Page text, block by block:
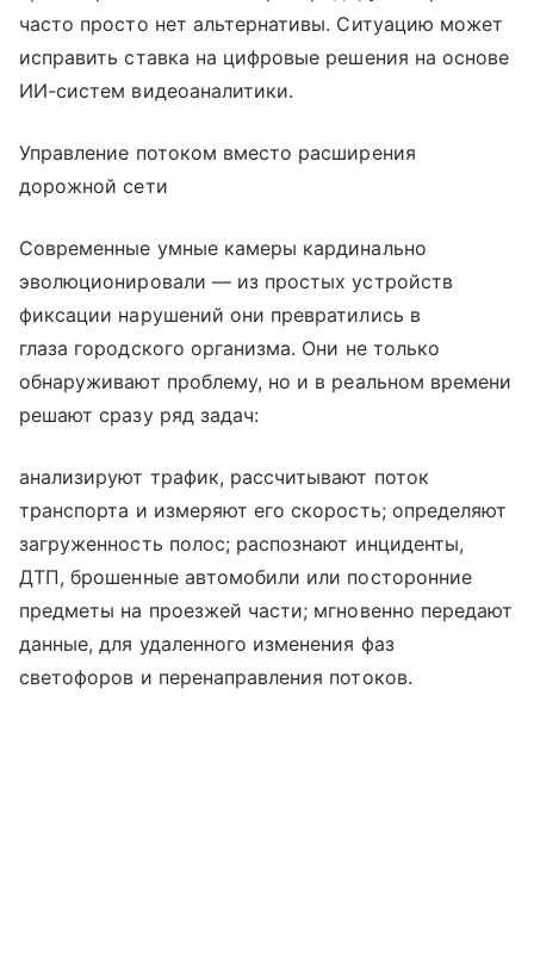
часто просто нет альтернативы. Ситуацию может
исправить ставка на цифровые решения на основе
ИИ-систем видеоаналитики.
Управление потоком вместо расширения
дорожной сети
Современные умные камеры кардинально
эволюционировали — из простых устройств
фиксации нарушений они превратились в
глаза городского организма. Они не только
обнаруживают проблему, но и в реальном времени
решают сразу ряд задач:
анализируют трафик, рассчитывают поток
транспорта и измеряют его скорость; определяют
загруженность полос; распознают инциденты,
ДТП, брошенные автомобили или посторонние
предметы на проезжей части; мгновенно передают
данные, для удаленного изменения фаз
светофоров и перенаправления потоков.